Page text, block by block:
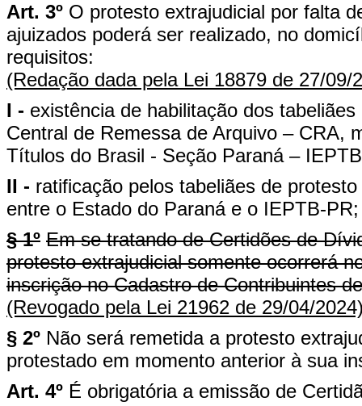
Art. 3º O protesto extrajudicial por falta
ajuizados poderá ser realizado, no
requisitos:
(Redação dada pela Lei 18879 de 27/09/
I - existência de habilitação dos
Central de Remessa de Arquivo – CRA,
Títulos do Brasil - Seção Paraná –
II - ratificação pelos tabeliães de
entre o Estado do Paraná e o IEPTB-PR;
§ 1º Em se tratando de Certidões de
protesto extrajudicial somente ocorrerá
inscrição no Cadastro de Contribuintes
(Revogado pela Lei 21962 de 29/04/
§ 2º Não será remetida a protesto
protestado em momento anterior à sua
Art. 4º É obrigatória a emissão de